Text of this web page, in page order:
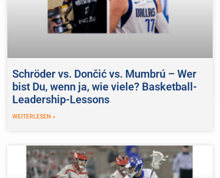
Schröder vs. Dončić vs. Mumbrú – Wer
bist Du, wenn ja, wie viele? Basketball-
Leadership-Lessons
WEITERLESEN »